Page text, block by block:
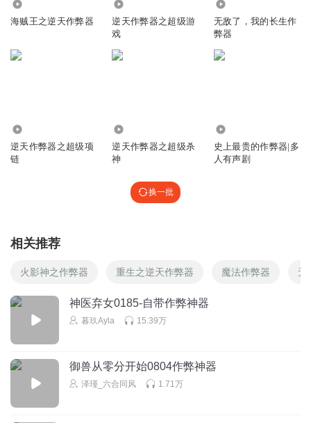
海贼王之逆天作弊器
逆天作弊器之超级游
戏
无敌了，我的长生作
弊器
逆天作弊器之超级项
链
逆天作弊器之超级杀
神
史上最贵的作弊器|多
人有声剧
换一批
相关推荐
火影神之作弊器 重生之逆天作弊器 魔法作弊器 无
神医弃女0185-自带作弊神器
暮玖Ayla 15.39万
御兽从零分开始0804作弊神器
泽瑾_六合同风 1.71万